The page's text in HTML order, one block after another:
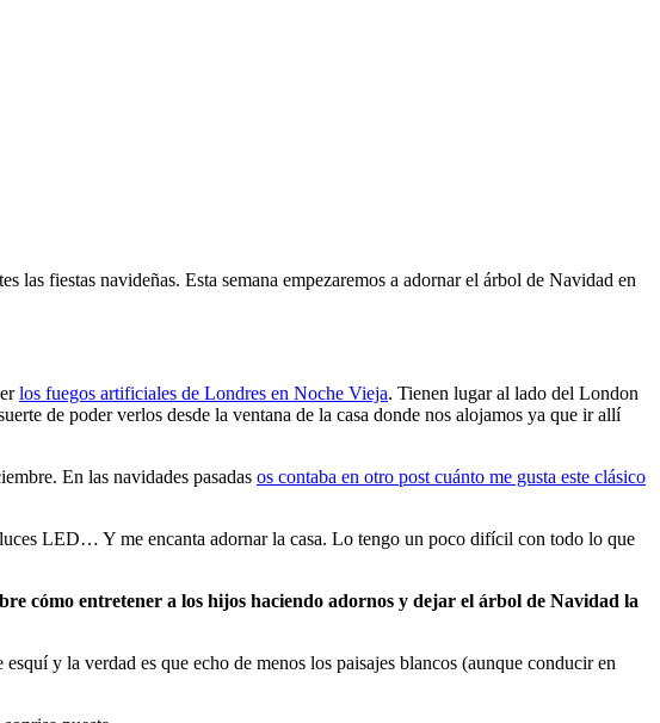
las fiestas navideñas. Esta semana empezaremos a adornar el árbol de Navidad en
los fuegos artificiales de Londres en Noche Vieja. Tienen lugar al lado del London
de poder verlos desde la ventana de la casa donde nos alojamos ya que ir allí
En las navidades pasadas os contaba en otro post cuánto me gusta este clásico
LED… Y me encanta adornar la casa. Lo tengo un poco difícil con todo lo que
cómo entretener a los hijos haciendo adornos y dejar el árbol de Navidad la
y la verdad es que echo de menos los paisajes blancos (aunque conducir en